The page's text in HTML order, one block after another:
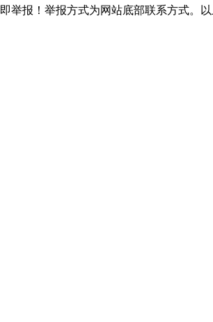
举报！举报方式为网站底部联系方式。以